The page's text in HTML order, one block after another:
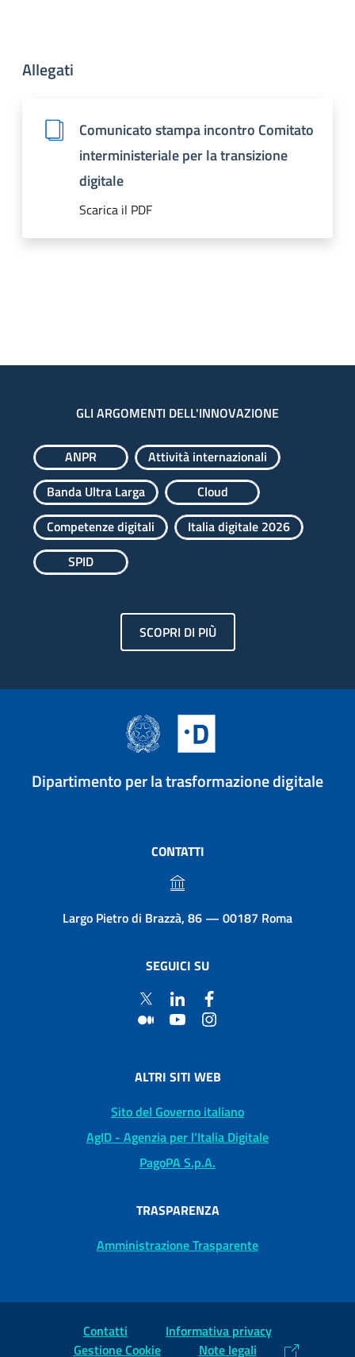
Allegati
Comunicato stampa incontro Comitato
interministeriale per la transizione
digitale
Scarica il PDF
GLI ARGOMENTI DELL'INNOVAZIONE
ANPR
Attività internazionali
Banda Ultra Larga
Cloud
Competenze digitali
Italia digitale 2026
SPID
SCOPRI DI PIÙ
Dipartimento per la trasformazione digitale
CONTATTI
Largo Pietro di Brazzà, 86 — 00187 Roma
SEGUICI SU
ALTRI SITI WEB
Sito del Governo italiano
AgID - Agenzia per l'Italia Digitale
PagoPA S.p.A.
TRASPARENZA
Amministrazione Trasparente
Contatti
Informativa privacy
Gestione Cookie
Note legali